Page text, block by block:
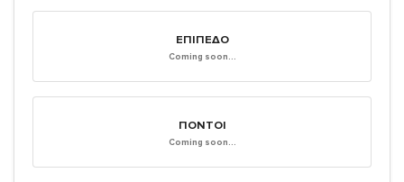
ΕΠΊΠΕΔΟ
Coming soon...
ΠΌΝΤΟΙ
Coming soon...